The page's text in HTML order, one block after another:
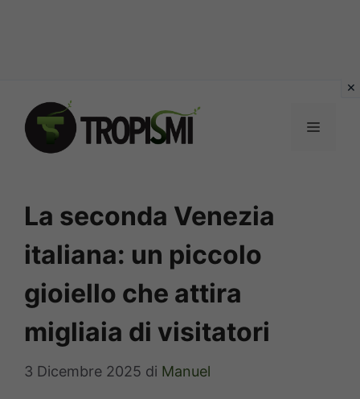
contenuto
MENU
La seconda Venezia
italiana: un piccolo
gioiello che attira
migliaia di visitatori
3 Dicembre 2025 di Manuel